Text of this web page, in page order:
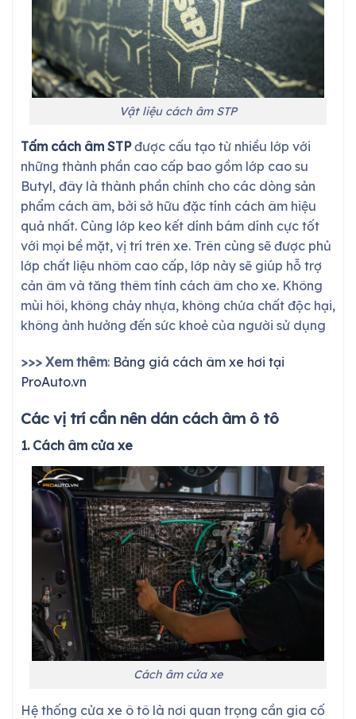
Vật liệu cách âm STP
Tấm cách âm STP được cấu tạo từ nhiều lớp với
những thành phần cao cấp bao gồm lớp cao su
Butyl, đây là thành phần chính cho các dòng sản
phẩm cách âm, bởi sở hữu đặc tính cách âm hiệu
quả nhất. Cùng lớp keo kết dính bám dính cực tốt
với mọi bề mặt, vị trí trên xe. Trên cùng sẽ được phủ
lớp chất liệu nhôm cao cấp, lớp này sẽ giúp hỗ trợ
cản âm và tăng thêm tính cách âm cho xe. Không
mùi hôi, không chảy nhựa, không chứa chất độc hại,
không ảnh hưởng đến sức khoẻ của người sử dụng
>>> Xem thêm: Bảng giá cách âm xe hơi tại
ProAuto.vn
Các vị trí cần nên dán cách âm ô tô
1. Cách âm cửa xe
Cách âm cửa xe
Hệ thống cửa xe ô tô là nơi quan trọng cần gia cố